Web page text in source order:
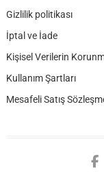
Gizlilik politikası
İptal ve İade
Kişisel Verilerin
Kullanım Şartları
Mesafeli Satış